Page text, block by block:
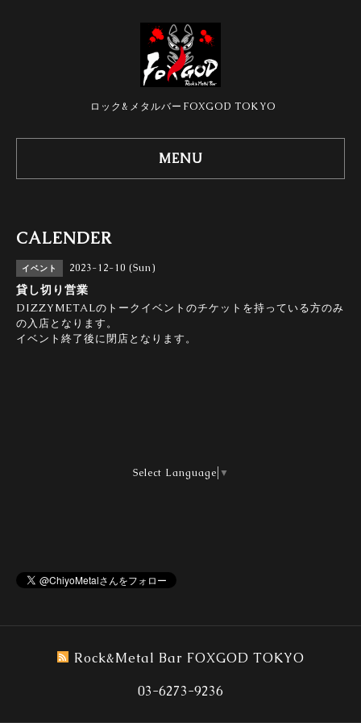
ロック&メタルバーFOXGOD TOKYO
MENU
CALENDER
イベント 2023-12-10 (Sun)
貸し切り営業
DIZZYMETALのトークイベントのチケットを持っている方のみ
の入店となります。
イベント終了後に閉店となります。
Select Language ▼
Rock&Metal Bar FOXGOD TOKYO
03-6273-9236